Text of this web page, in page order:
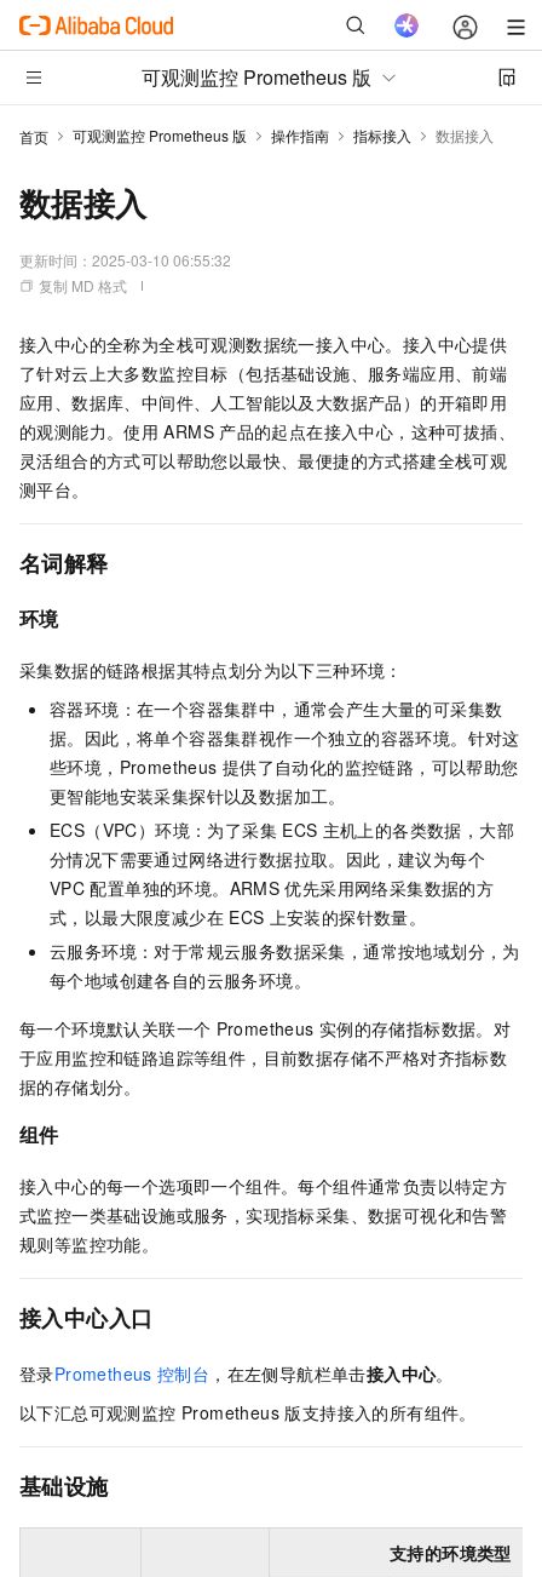
可观测监控 Prometheus 版
首页 可观测监控 Prometheus 版 操作指南 指标接入 数据接入
数据接入
更新时间： 2025-03-10 06:55:32
复制 MD 格式
接入中心的全称为全栈可观测数据统一接入中心。接入中心提供
了针对云上大多数监控目标（包括基础设施、服务端应用、前端
应用、数据库、中间件、人工智能以及大数据产品）的开箱即用
的观测能力。使用 ARMS 产品的起点在接入中心，这种可拔插、
灵活组合的方式可以帮助您以最快、最便捷的方式搭建全栈可观
测平台。
名词解释
环境
采集数据的链路根据其特点划分为以下三种环境：
容器环境：在一个容器集群中，通常会产生大量的可采集数
据。因此，将单个容器集群视作一个独立的容器环境。针对这
些环境，Prometheus 提供了自动化的监控链路，可以帮助您
更智能地安装采集探针以及数据加工。
ECS（VPC）环境：为了采集 ECS 主机上的各类数据，大部
分情况下需要通过网络进行数据拉取。因此，建议为每个
VPC 配置单独的环境。ARMS 优先采用网络采集数据的方
式，以最大限度减少在 ECS 上安装的探针数量。
云服务环境：对于常规云服务数据采集，通常按地域划分，为
每个地域创建各自的云服务环境。
每一个环境默认关联一个 Prometheus 实例的存储指标数据。对
于应用监控和链路追踪等组件，目前数据存储不严格对齐指标数
据的存储划分。
组件
接入中心的每一个选项即一个组件。每个组件通常负责以特定方
式监控一类基础设施或服务，实现指标采集、数据可视化和告警
规则等监控功能。
接入中心入口
登录Prometheus 控制台 ，在左侧导航栏单击接入中心。
以下汇总可观测监控 Prometheus 版支持接入的所有组件。
基础设施
支持的环境类型